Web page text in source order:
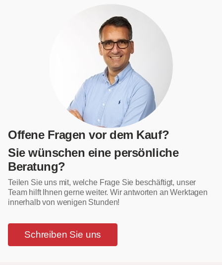
Offene Fragen vor dem Kauf?
Sie wünschen eine persönliche
Beratung?
Teilen Sie uns mit, welche Frage Sie beschäftigt, unser
Team hilft Ihnen gerne weiter. Wir antworten an Werktagen
innerhalb von wenigen Stunden!
Schreiben Sie uns